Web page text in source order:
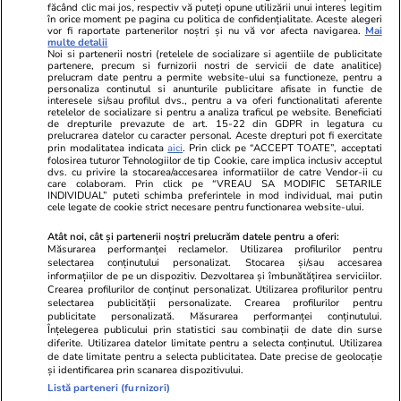
Ringier România
Libertatea pentru
Unica.ro
Program TV
Avantaje
ELLE
Gazeta Sporturilor
Stiri mondene
Calculator sarcina
Ajută Copiii
Locuri de muncă
Imobiliare.ro
Jobradar24
Imoradar24
Colecții Libertatea
Pariază responsabil! Decizia ONJN nr. 821/25.09.2025.
Jocurile de noroc sunt interzise minorilor.
Actualizare preferințe cookies
făcând clic mai jos, respectiv vă puteți opune utilizării unui interes legitim
în orice moment pe pagina cu politica de confidențialitate. Aceste alegeri
vor fi raportate partenerilor noștri și nu vă vor afecta navigarea. Mai
multe detalii
Noi si partenerii nostri (retelele de socializare si agentiile de publicitate
partenere, precum si furnizorii nostri de servicii de date analitice)
prelucram date pentru a permite website-ului sa functioneze, pentru a
personaliza continutul si anunturile publicitare afisate in functie de
interesele si/sau profilul dvs., pentru a va oferi functionalitati aferente
retelelor de socializare si pentru a analiza traficul pe website. Beneficiati
de drepturile prevazute de art. 15-22 din GDPR in legatura cu
prelucrarea datelor cu caracter personal. Aceste drepturi pot fi exercitate
prin modalitatea indicataaici. Prin click pe “ACCEPT TOATE”, acceptati
folosirea tuturor Tehnologiilor de tip Cookie, care implica inclusiv acceptul
dvs. cu privire la stocarea/accesarea informatiilor de catre Vendor-ii cu
care colaboram. Prin click pe “VREAU SA MODIFIC SETARILE
INDIVIDUAL” puteti schimba preferintele in mod individual, mai putin
cele legate de cookie strict necesare pentru functionarea website-ului.
Atât noi, cât și partenerii noștri prelucrăm datele pentru a oferi:
Măsurarea performanței reclamelor. Utilizarea profilurilor pentru
selectarea conținutului personalizat. Stocarea și/sau accesarea
informațiilor de pe un dispozitiv. Dezvoltarea și îmbunătățirea serviciilor.
Crearea profilurilor de conținut personalizat. Utilizarea profilurilor pentru
selectarea publicității personalizate. Crearea profilurilor pentru
publicitate personalizată. Măsurarea performanței conținutului.
Înțelegerea publicului prin statistici sau combinații de date din surse
diferite. Utilizarea datelor limitate pentru a selecta conținutul. Utilizarea
de date limitate pentru a selecta publicitatea. Date precise de geolocație
și identificarea prin scanarea dispozitivului.
Listă parteneri (furnizori)